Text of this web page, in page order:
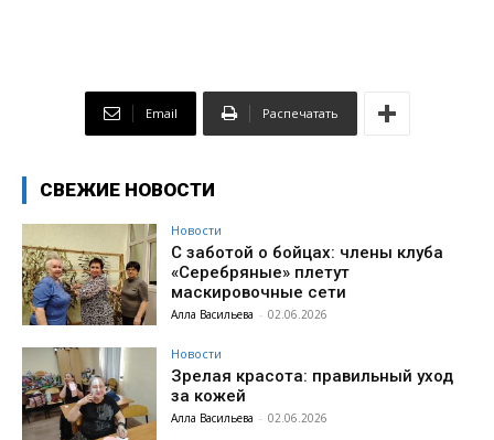
Email Распечатать
СВЕЖИЕ НОВОСТИ
Новости
С заботой о бойцах: члены клуба
«Серебряные» плетут
маскировочные сети
Алла Васильева - 02.06.2026
Новости
Зрелая красота: правильный уход
за кожей
Алла Васильева - 02.06.2026